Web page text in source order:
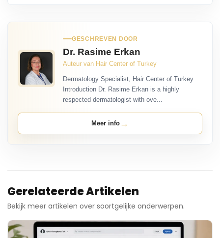
GESCHREVEN DOOR
Dr. Rasime Erkan
Auteur van Hair Center of Turkey
Dermatology Specialist, Hair Center of Turkey
Introduction Dr. Rasime Erkan is a highly
respected dermatologist with ove...
Meer info →
Gerelateerde Artikelen
Bekijk meer artikelen over soortgelijke onderwerpen.